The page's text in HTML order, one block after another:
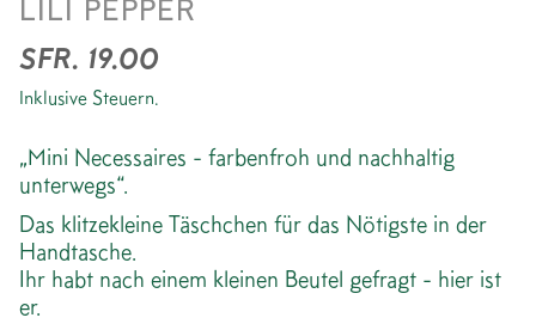
FLOWER
LILI PEPPER
SFR. 19.00
Inklusive Steuern.
„Mini Necessaires - farbenfroh und nachhaltig
unterwegs“.
Das klitzekleine Täschchen für das Nötigste in der
Handtasche.
Ihr habt nach einem kleinen Beutel gefragt - hier ist
er.